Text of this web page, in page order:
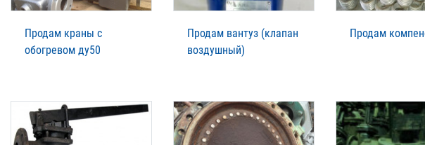
Продам краны с
обогревом ду50
Продам вантуз (клапан
воздушный)
Продам